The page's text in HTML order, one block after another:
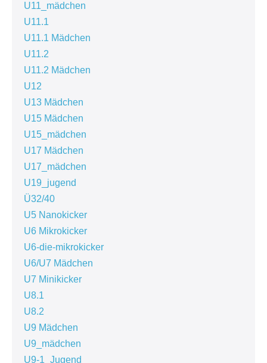
U11_mädchen
U11.1
U11.1 Mädchen
U11.2
U11.2 Mädchen
U12
U13 Mädchen
U15 Mädchen
U15_mädchen
U17 Mädchen
U17_mädchen
U19_jugend
Ü32/40
U5 Nanokicker
U6 Mikrokicker
U6-die-mikrokicker
U6/U7 Mädchen
U7 Minikicker
U8.1
U8.2
U9 Mädchen
U9_mädchen
U9-1_Jugend